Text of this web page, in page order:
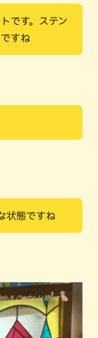
です。ステン
すね
状態ですね